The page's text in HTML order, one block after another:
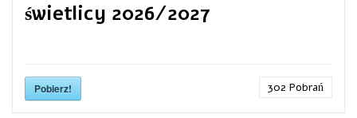
świetlicy 2026/2027
Pobierz! 302 Pobrań